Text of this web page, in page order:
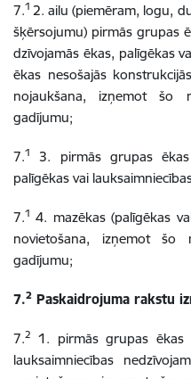
7.12. ailu (piemēram, logu,
šķērsojumu) pirmās grupas
dzīvojamās ēkas, palīgēkas
ēkas nesošajās
nojaukšana, izņemot šo
gadījumu;
7.1
3. pirmās grupas
palīgēkas vai
7.1 4. mazēkas (palīgēkas
novietošana, izņemot šo
gadījumu;
7.2 Paskaidrojuma rakstu
7.2
1. pirmās grupas ēkas
lauksaimniecības